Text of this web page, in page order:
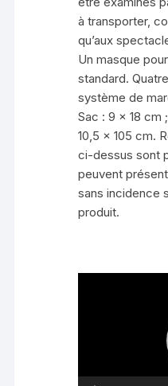
à transporter,
qu’aux
Un masque
standard.
système de
Sac : 9 x 18 cm
10,5 x 105 cm.
ci-dessus sont
peuvent
sans incidence
produit.